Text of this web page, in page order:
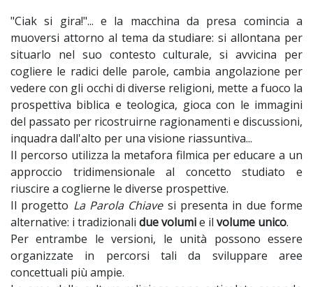
"Ciak si gira!"... e la macchina da presa comincia a
muoversi attorno al tema da studiare: si allontana per
situarlo nel suo contesto culturale, si avvicina per
cogliere le radici delle parole, cambia angolazione per
vedere con gli occhi di diverse religioni, mette a fuoco la
prospettiva biblica e teologica, gioca con le immagini
del passato per ricostruirne ragionamenti e discussioni,
inquadra dall'alto per una visione riassuntiva...
Il percorso utilizza la metafora filmica per educare a un
approccio tridimensionale al concetto studiato e
riuscire a coglierne le diverse prospettive.
Il progetto La Parola Chiavesi presenta in due forme
alternative: i tradizionali due volumie il volume unico.
Per entrambe le versioni, le unità possono essere
organizzate in percorsi tali da sviluppare aree
concettuali più ampie.